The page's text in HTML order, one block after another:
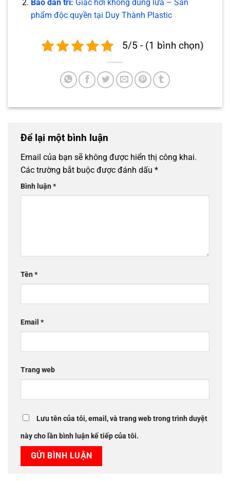
Báo dân trí: Giác hơi không dùng lửa – Sản
phẩm độc quyền tại Duy Thành Plastic
5/5 - (1 bình chọn)
Để lại một bình luận
Email của bạn sẽ không được hiển thị công khai.
Các trường bắt buộc được đánh dấu *
Bình luận*
Tên*
Email *
Trang web
Lưu tên của tôi, email, và trang web trong trình duyệt
này cho lần bình luận kế tiếp của tôi.